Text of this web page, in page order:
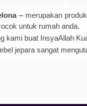
– merupakan
untuk rumah anda.
kami buat InsyaAllah
jepara sangat